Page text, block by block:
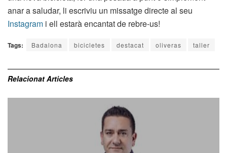
anar a saludar, li escriviu un missatge directe al seu
Instagram i ell estarà encantat de rebre-us!
Tags: Badalona bicicletes destacat oliveras taller
Relacionat Articles